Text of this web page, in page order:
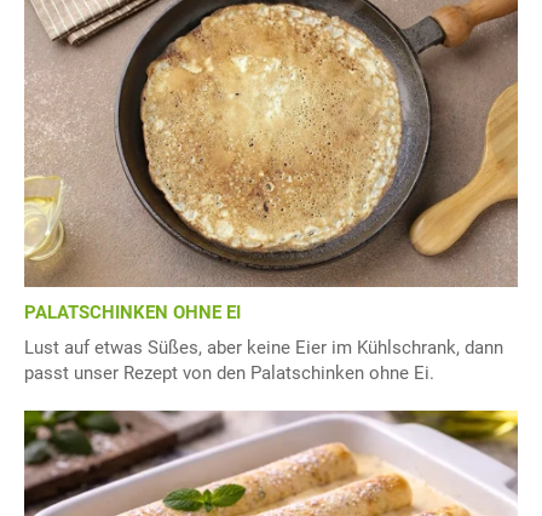
PALATSCHINKEN OHNE EI
Lust auf etwas Süßes, aber keine Eier im Kühlschrank, dann
passt unser Rezept von den Palatschinken ohne Ei.